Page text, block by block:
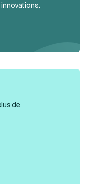
innovations.
de